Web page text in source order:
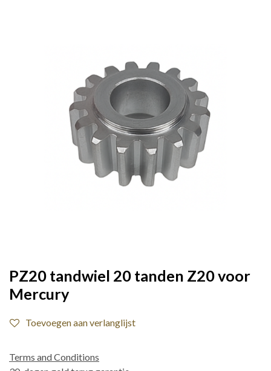
PZ20 tandwiel 20 tanden Z20 voor
Mercury
Toevoegen aan verlanglijst
Terms and Conditions